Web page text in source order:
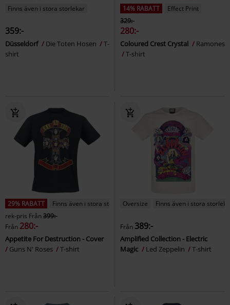
Finns även i stora storlekar
359:-
Düsseldorf Die Toten Hosen
T-
shirt
14% RABATT
Effect Print
329:-
280:-
Coloured Crest Crystal
Ramones
T-shirt
29% RABATT
Finns även i stora storlekar
rek-pris Från399:-
Från 280:-
Appetite For Destruction - Cover
Guns N' Roses
T-shirt
Oversize Finns även i stora
Från 389:-
Amplified Collection - Electric
Magic
Led Zeppelin T-shirt